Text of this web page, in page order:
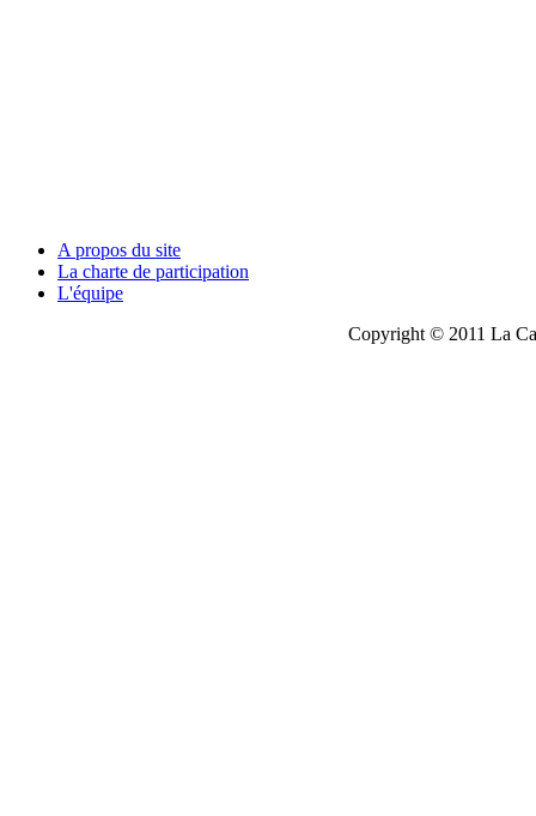
A propos du site
La charte de participation
L'équipe
Copyright © 2011 La